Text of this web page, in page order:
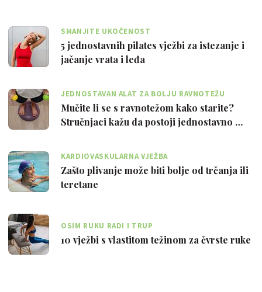
SMANJITE UKOČENOST
5 jednostavnih pilates vježbi za istezanje i
jačanje vrata i leđa
JEDNOSTAVAN ALAT ZA BOLJU RAVNOTEŽU
Mučite li se s ravnotežom kako starite?
Stručnjaci kažu da postoji jednostavno …
KARDIOVASKULARNA VJEŽBA
Zašto plivanje može biti bolje od trčanja ili
teretane
OSIM RUKU RADI I TRUP
10 vježbi s vlastitom težinom za čvrste ruke